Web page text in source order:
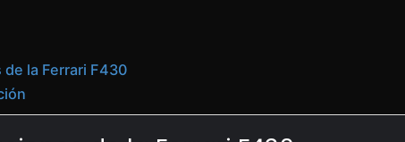
la Ferrari F430